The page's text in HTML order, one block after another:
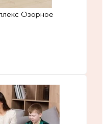
Озорное